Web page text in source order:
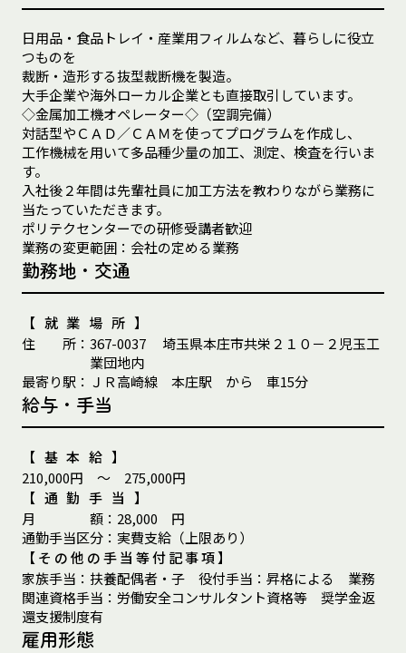
日用品・食品トレイ・産業用フィルムなど、暮らしに役立
つものを
裁断・造形する抜型裁断機を製造。
大手企業や海外ローカル企業とも直接取引しています。
◇金属加工機オペレーター◇（空調完備）
対話型やＣＡＤ／ＣＡＭを使ってプログラムを作成し、
工作機械を用いて多品種少量の加工、測定、検査を行いま
す。
入社後２年間は先輩社員に加工方法を教わりながら業務に
当たっていただきます。
ポリテクセンターでの研修受講者歓迎
業務の変更範囲：会社の定める業務
勤務地・交通
【就業場所】
住
所： 367-0037
埼玉県本庄市共栄２１０－２児玉工
業団地内
最寄り駅 ： ＪＲ高崎線 本庄駅 から 車15分
給与・手当
【基本給】
210,000円 ～ 275,000円
【通勤手当】
月
額： 28,000 円
通勤手当区分： 実費支給（上限あり）
【その他の手当等付記事項】
家族手当：扶養配偶者・子 役付手当：昇格による 業務
関連資格手当：労働安全コンサルタント資格等 奨学金返
還支援制度有
雇用形態